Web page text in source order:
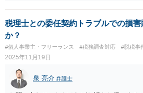
いる部分についてはどうしようもありません
クを負ってまで今後続けるのかどうかは慎重
税理士との委任契約トラブルでの損
か？
#個人事業主・フリーランス #税務調査対応 #脱税事
2025年11月19日
泉 亮介 弁護士